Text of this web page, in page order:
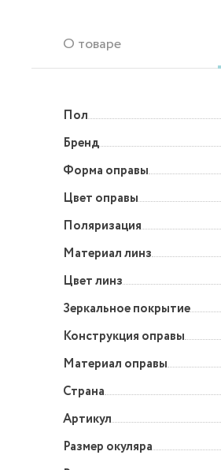
О товаре
Пол
Бренд
Форма оправы
Цвет оправы
Поляризация
Материал линз
Цвет линз
Зеркальное покрытие
Конструкция оправы
Материал оправы
Страна
Артикул
Размер окуляра